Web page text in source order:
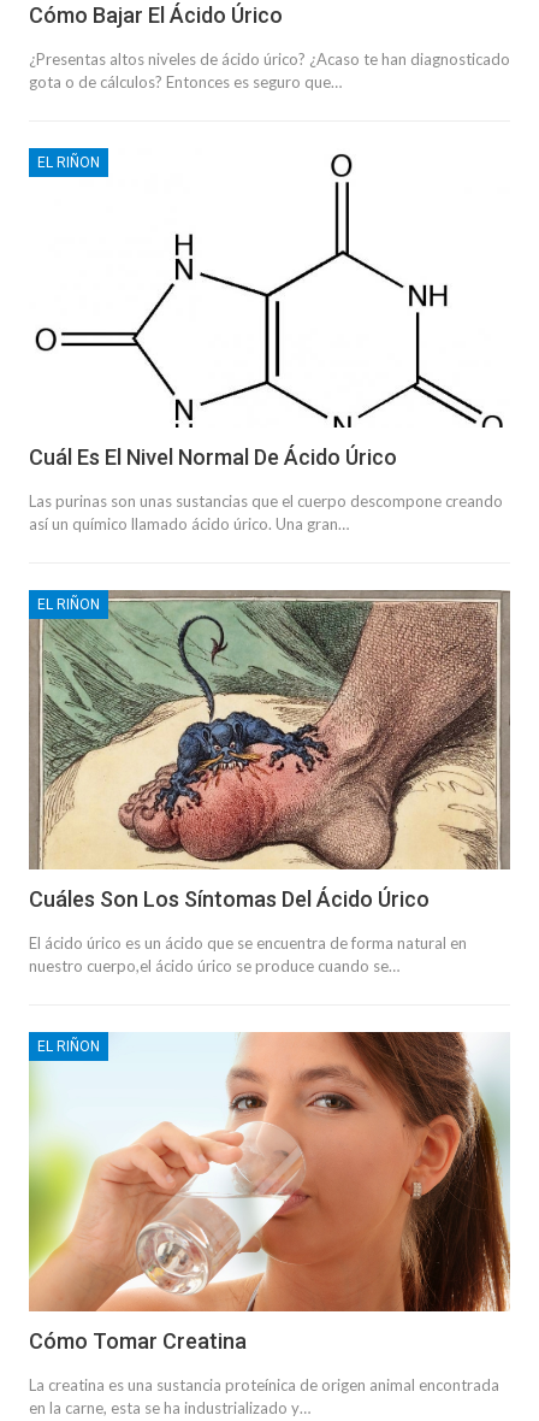
Cómo Bajar El Ácido Úrico
¿Presentas altos niveles de ácido úrico? ¿Acaso te han diagnosticado
gota o de cálculos? Entonces es seguro que…
EL RIÑON
Cuál Es El Nivel Normal De Ácido Úrico
Las purinas son unas sustancias que el cuerpo descompone creando
así un químico llamado ácido úrico. Una gran…
EL RIÑON
Cuáles Son Los Síntomas Del Ácido Úrico
El ácido úrico es un ácido que se encuentra de forma natural en
nuestro cuerpo,el ácido úrico se produce cuando se…
EL RIÑON
Cómo Tomar Creatina
La creatina es una sustancia proteínica de origen animal encontrada
en la carne, esta se ha industrializado y…